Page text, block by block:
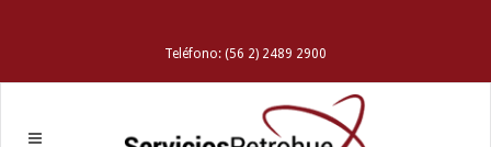
Teléfono: (56 2) 2489 2900